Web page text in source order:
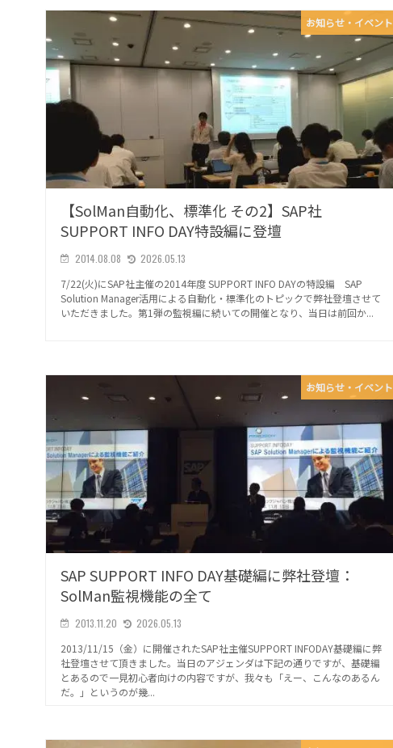
お知らせ・イベント
【SolMan自動化、標準化 その2】SAP社
SUPPORT INFO DAY特設編に登壇
2014.08.08
2026.05.13
7/22(火)にSAP社主催の2014年度 SUPPORT INFO DAYの特設編 SAP
Solution Manager活用による自動化・標準化のトピックで弊社登壇させて
いただきました。第1弾の監視編に続いての開催となり、当日は前回か...
お知らせ・イベント
SAP SUPPORT INFO DAY基礎編に弊社登壇：
SolMan監視機能の全て
2013.11.20
2026.05.13
2013/11/15（金）に開催されたSAP社主催SUPPORT INFODAY基礎編に弊
社登壇させて頂きました。当日のアジェンダは下記の通りですが、基礎編
とあるので一見初心者向けの内容ですが、我々も「えー、こんなのあるん
だ。」というのが幾...